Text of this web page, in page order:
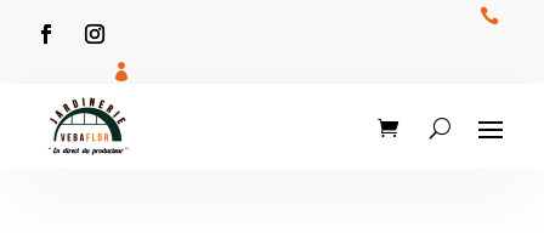

